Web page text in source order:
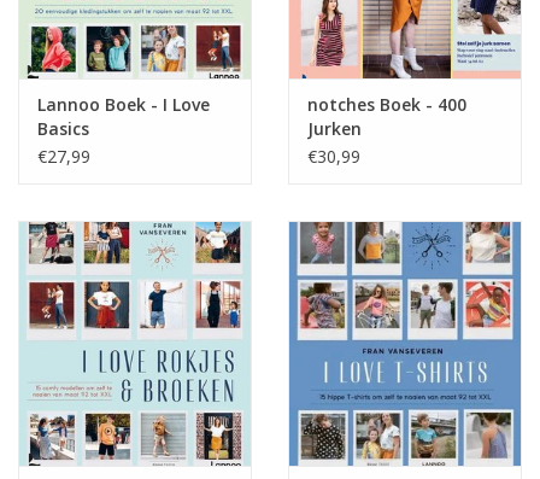
Lannoo Boek - I Love
Basics
€27,99
notches Boek - 400
Jurken
€30,99